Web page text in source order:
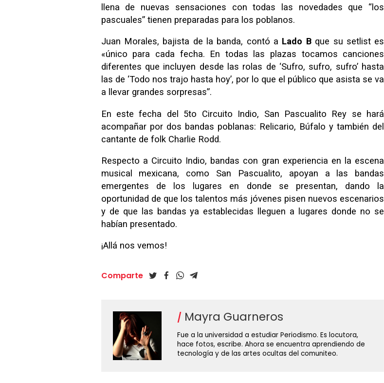
llena de nuevas sensaciones con todas las novedades que “los
pascuales” tienen preparadas para los poblanos.
Juan Morales, bajista de la banda, contó a Lado Bque su setlist es
«único para cada fecha. En todas las plazas tocamos canciones
diferentes que incluyen desde las rolas de ‘Sufro, sufro, sufro’ hasta
las de ‘Todo nos trajo hasta hoy’, por lo que el público que asista se va
a llevar grandes sorpresas”.
En este fecha del 5to Circuito Indio, San Pascualito Rey se hará
acompañar por dos bandas poblanas: Relicario, Búfalo y también del
cantante de folk Charlie Rodd.
Respecto a Circuito Indio, bandas con gran experiencia en la escena
musical mexicana, como San Pascualito, apoyan a las bandas
emergentes de los lugares en donde se presentan, dando la
oportunidad de que los talentos más jóvenes pisen nuevos escenarios
y de que las bandas ya establecidas lleguen a lugares donde no se
habían presentado.
¡Allá nos vemos!
Comparte
Mayra Guarneros
Fue a la universidad a estudiar Periodismo. Es locutora,
hace fotos, escribe. Ahora se encuentra aprendiendo de
tecnología y de las artes ocultas del comuniteo.